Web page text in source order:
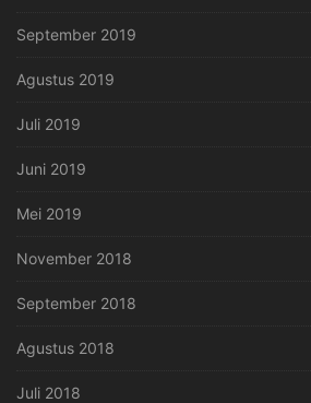
September 2019
Agustus 2019
Juli 2019
Juni 2019
Mei 2019
November 2018
September 2018
Agustus 2018
Juli 2018